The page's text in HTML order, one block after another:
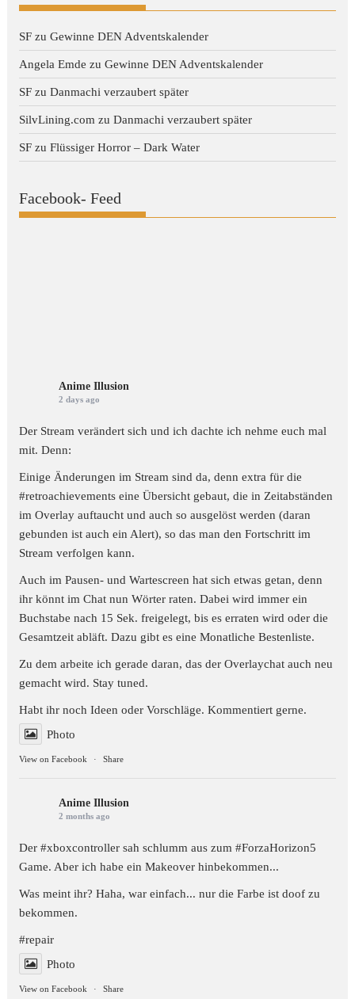
SF zuGewinne DEN Adventskalender
Angela Emde zuGewinne DEN Adventskalender
SF zuDanmachi verzaubert später
SilvLining.com zuDanmachi verzaubert später
SF zuFlüssiger Horror – Dark Water
Facebook- Feed
Anime Illusion
2 days ago
Der Stream verändert sich und ich dachte ich nehme euch mal
mit. Denn:
Einige Änderungen im Stream sind da, denn extra für die
#retroachievements eine Übersicht gebaut, die in Zeitabständen
im Overlay auftaucht und auch so ausgelöst werden (daran
gebunden ist auch ein Alert), so das man den Fortschritt im
Stream verfolgen kann.
Auch im Pausen- und Wartescreen hat sich etwas getan, denn
ihr könnt im Chat nun Wörter raten. Dabei wird immer ein
Buchstabe nach 15 Sek. freigelegt, bis es erraten wird oder die
Gesamtzeit abläft. Dazu gibt es eine Monatliche Bestenliste.
Zu dem arbeite ich gerade daran, das der Overlaychat auch neu
gemacht wird. Stay tuned.
Habt ihr noch Ideen oder Vorschläge. Kommentiert gerne.
Photo
View on Facebook · Share
Anime Illusion
2 months ago
Der #xboxcontroller sah schlumm aus zum#ForzaHorizon5
Game. Aber ich habe ein Makeover hinbekommen...
Was meint ihr? Haha, war einfach... nur die Farbe ist doof zu
bekommen.
#repair
Photo
View on Facebook · Share